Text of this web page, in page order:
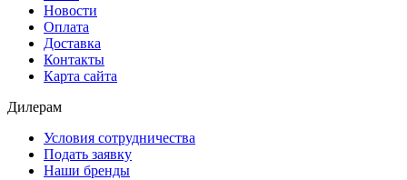
Новости
Оплата
Доставка
Контакты
Карта сайта
Дилерам
Условия сотрудничества
Подать заявку
Наши бренды